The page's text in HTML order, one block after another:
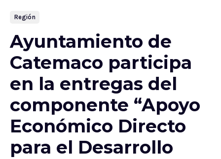
Región
Ayuntamiento de
Catemaco participa
en la entregas del
componente “Apoyo
Económico Directo
para el Desarrollo